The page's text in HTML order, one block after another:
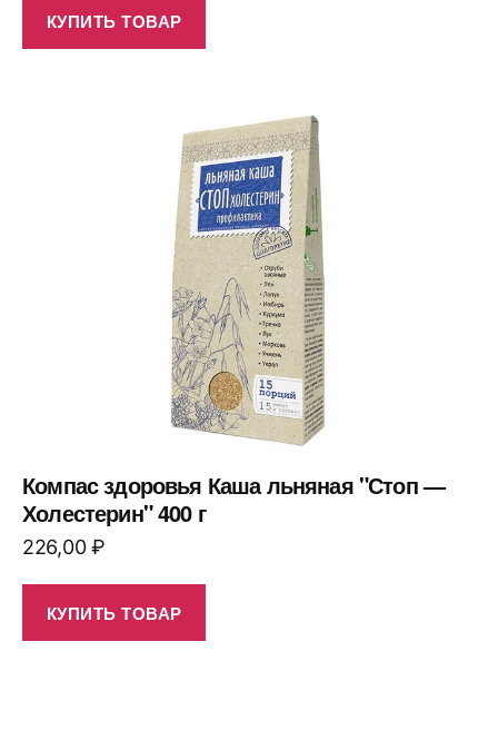
КУПИТЬ ТОВАР
Компас здоровья Каша льняная "Стоп —
Холестерин" 400 г
226,00₽
КУПИТЬ ТОВАР